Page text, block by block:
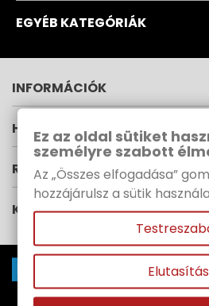
EGYÉB KATEGÓRIÁK
INFORMÁCIÓK
HÍRLEVÉL
RUPES MAGYARORSZÁG
KÖVESS MINKET
Ez az oldal sütiket
személyre szabott
Az „Összes elfogadása”
hozzájárulsz a sütik
Elutasítás